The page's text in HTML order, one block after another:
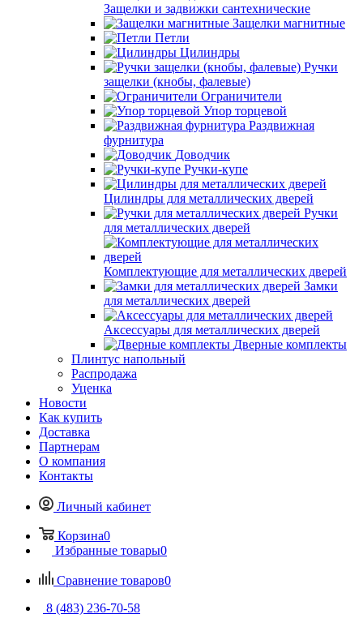
Защелки и задвижки сантехнические
Защелки магнитные
Петли
Цилиндры
Ручки
защелки (кнобы, фалевые)
Ограничители
Упор торцевой
Раздвижная
фурнитура
Доводчик
Ручки-купе
Цилиндры для металлических дверей
Ручки
для металлических дверей
Комплектующие для металлических дверей
Замки
для металлических дверей
Аксессуары для металлических дверей
Дверные комплекты
Плинтус напольный
Распродажа
Уценка
Новости
Как купить
Доставка
Партнерам
О компания
Контакты
Личный кабинет
Корзина0
Избранные товары0
Сравнение товаров0
8 (483) 236-70-58